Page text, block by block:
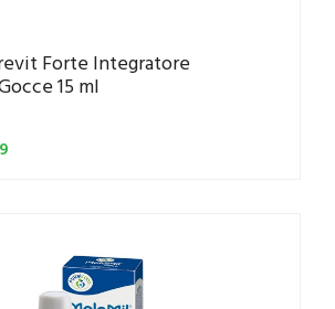
Forte Integratore
15 ml